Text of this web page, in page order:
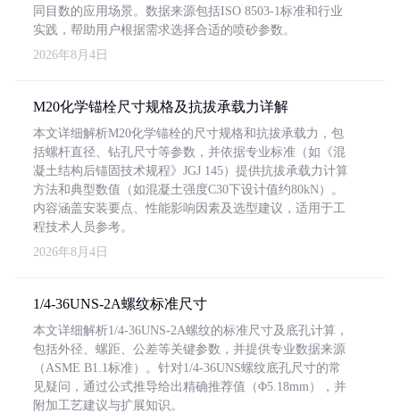
同目数的应用场景。数据来源包括ISO 8503-1标准和行业
实践，帮助用户根据需求选择合适的喷砂参数。
2026年8月4日
M20化学锚栓尺寸规格及抗拔承载力详解
本文详细解析M20化学锚栓的尺寸规格和抗拔承载力，包
括螺杆直径、钻孔尺寸等参数，并依据专业标准（如《混
凝土结构后锚固技术规程》JGJ 145）提供抗拔承载力计算
方法和典型数值（如混凝土强度C30下设计值约80kN）。
内容涵盖安装要点、性能影响因素及选型建议，适用于工
程技术人员参考。
2026年8月4日
1/4-36UNS-2A螺纹标准尺寸
本文详细解析1/4-36UNS-2A螺纹的标准尺寸及底孔计算，
包括外径、螺距、公差等关键参数，并提供专业数据来源
（ASME B1.1标准）。针对1/4-36UNS螺纹底孔尺寸的常
见疑问，通过公式推导给出精确推荐值（Φ5.18mm），并
附加工艺建议与扩展知识。